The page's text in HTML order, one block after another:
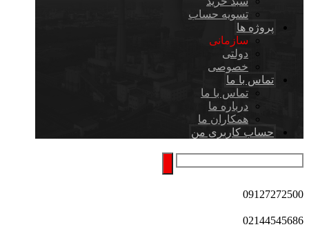
تسویه حساب
پروژه ها
سازمانی
دولتی
خصوصی
تماس با ما
تماس با ما
درباره ما
همکاران ما
حساب کاربری من
09127272500
02144545686